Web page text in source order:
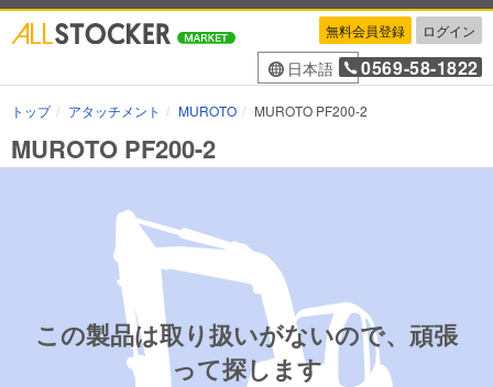
無料会員登録 ログイン
日本語 0569-58-1822
トップ アタッチメント MUROTO MUROTO PF200-2
MUROTO PF200-2
この製品は取り扱いがないので、頑張
って探します